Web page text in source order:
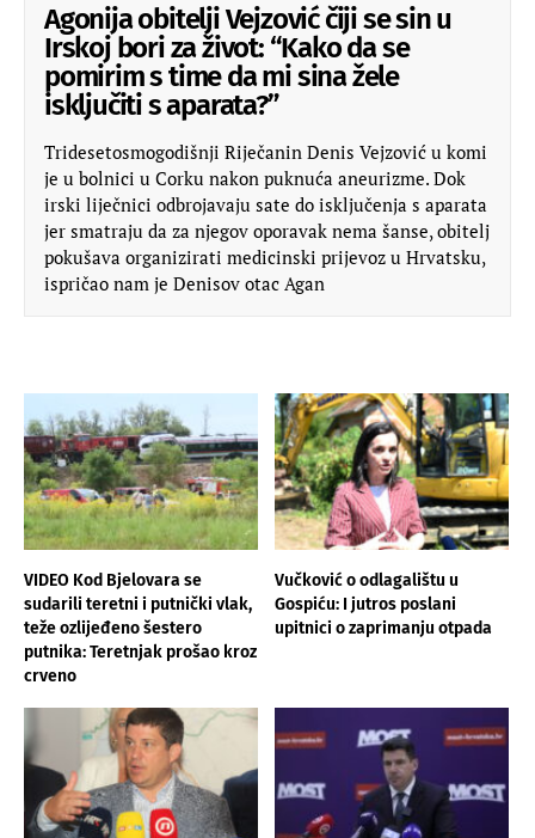
Agonija obitelji Vejzović čiji se sin u
Irskoj bori za život: “Kako da se
pomirim s time da mi sina žele
isključiti s aparata?”
Tridesetosmogodišnji Riječanin Denis Vejzović u komi
je u bolnici u Corku nakon puknuća aneurizme. Dok
irski liječnici odbrojavaju sate do isključenja s aparata
jer smatraju da za njegov oporavak nema šanse, obitelj
pokušava organizirati medicinski prijevoz u Hrvatsku,
ispričao nam je Denisov otac Agan
VIDEO Kod Bjelovara se
sudarili teretni i putnički vlak,
teže ozlijeđeno šestero
putnika: Teretnjak prošao kroz
crveno
Vučković o odlagalištu u
Gospiću: I jutros poslani
upitnici o zaprimanju otpada